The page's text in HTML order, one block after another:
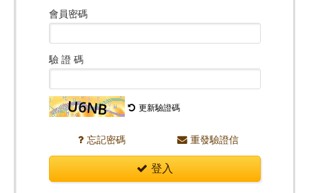
會員密碼
驗 證 碼
更新驗證碼
忘記密碼 重發驗證信
登入